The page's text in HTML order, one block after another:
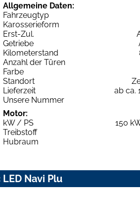
Allgemeine Daten:
Fahrzeugtyp
Karosserieform
Erst-Zul.
Getriebe
Kilometerstand
Anzahl der Türen
Farbe
Standort
Lieferzeit
ab ca.
Unsere Nummer
Motor:
kW / PS
150
Treibstoff
Hubraum
Navi Plu